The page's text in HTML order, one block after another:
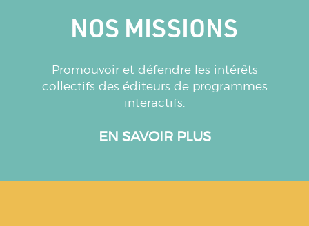
NOS MISSIONS
Promouvoir et défendre les intérêts
collectifs des éditeurs de programmes
interactifs.
EN SAVOIR PLUS